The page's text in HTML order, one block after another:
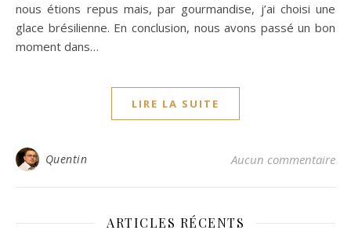
nous étions repus mais, par gourmandise, j’ai choisi une
glace brésilienne. En conclusion, nous avons passé un bon
moment dans…
LIRE LA SUITE
Quentin Aucun commentaire
ARTICLES RÉCENTS